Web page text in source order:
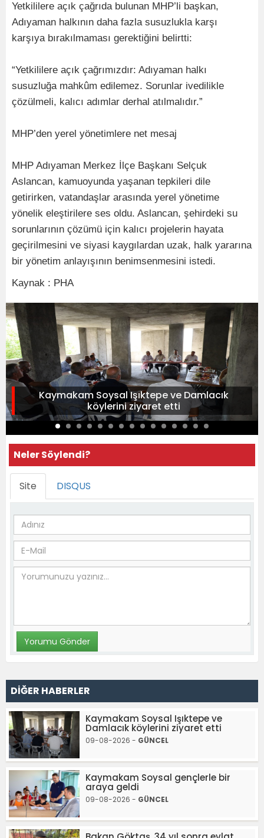
Yetkililere açık çağrıda bulunan MHP’li başkan,
Adıyaman halkının daha fazla susuzlukla karşı
karşıya bırakılmaması gerektiğini belirtti:
“Yetkililere açık çağrımızdır: Adıyaman halkı
susuzluğa mahkûm edilemez. Sorunlar ivedilikle
çözülmeli, kalıcı adımlar derhal atılmalıdır.”
MHP’den yerel yönetimlere net mesaj
MHP Adıyaman Merkez İlçe Başkanı Selçuk
Aslancan, kamuoyunda yaşanan tepkileri dile
getirirken, vatandaşlar arasında yerel yönetime
yönelik eleştirilere ses oldu. Aslancan, şehirdeki su
sorunlarının çözümü için kalıcı projelerin hayata
geçirilmesini ve siyasi kaygılardan uzak, halk yararına
bir yönetim anlayışının benimsenmesini istedi.
Kaynak : PHA
Kaymakam Soysal Işıktepe ve Damlacık
köylerini ziyaret etti
Neler Söylendi?
Site DISQUS
DİĞER HABERLER
Kaymakam Soysal Işıktepe ve
Damlacık köylerini ziyaret etti
09-08-2026 - GÜNCEL
Kaymakam Soysal gençlerle bir
araya geldi
09-08-2026 - GÜNCEL